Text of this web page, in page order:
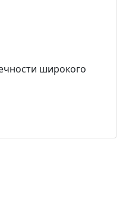
широкого